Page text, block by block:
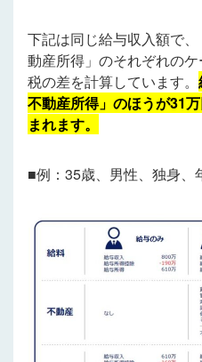
下記は同じ給与収入額で
動産所得」のそれぞれの
税の差を計算しています。
不動産所得」のほうが31
まれます。
■例：35歳、男性、独身、